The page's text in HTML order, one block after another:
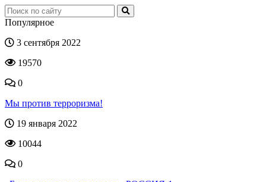
Популярное
3 сентября 2022
19570
0
Мы против терроризма!
19 января 2022
10044
0